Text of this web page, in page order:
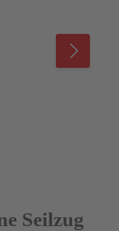
Seilzug